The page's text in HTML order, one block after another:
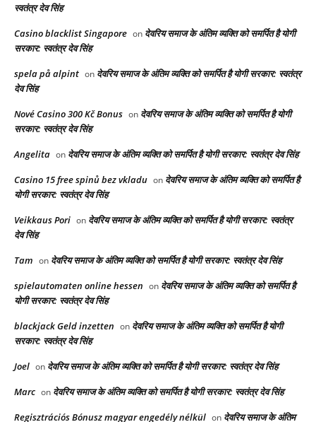
स्वतंत्र देव सिंह
Casino blacklist Singapore on देवरिय समाज के अंतिम व्यक्ति को समर्पित है योगी
सरकार: स्वतंत्र देव सिंह
spela på alpint on देवरिय समाज के अंतिम व्यक्ति को समर्पित है योगी सरकार: स्वतंत्र
देव सिंह
Nové Casino 300 Kč Bonus on देवरिय समाज के अंतिम व्यक्ति को समर्पित है योगी
सरकार: स्वतंत्र देव सिंह
Angelita on देवरिय समाज के अंतिम व्यक्ति को समर्पित है योगी सरकार: स्वतंत्र देव सिंह
Casino 15 free spinů bez vkladu on देवरिय समाज के अंतिम व्यक्ति को समर्पित है
योगी सरकार: स्वतंत्र देव सिंह
Veikkaus Pori on देवरिय समाज के अंतिम व्यक्ति को समर्पित है योगी सरकार: स्वतंत्र
देव सिंह
Tam on देवरिय समाज के अंतिम व्यक्ति को समर्पित है योगी सरकार: स्वतंत्र देव सिंह
spielautomaten online hessen on देवरिय समाज के अंतिम व्यक्ति को समर्पित है
योगी सरकार: स्वतंत्र देव सिंह
blackjack Geld inzetten on देवरिय समाज के अंतिम व्यक्ति को समर्पित है योगी
सरकार: स्वतंत्र देव सिंह
Joel on देवरिय समाज के अंतिम व्यक्ति को समर्पित है योगी सरकार: स्वतंत्र देव सिंह
Marc on देवरिय समाज के अंतिम व्यक्ति को समर्पित है योगी सरकार: स्वतंत्र देव सिंह
Regisztrációs Bónusz magyar engedély nélkül on देवरिय समाज के अंतिम